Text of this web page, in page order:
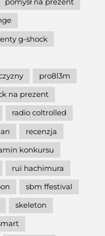
g-shock
pro8l3m
na prezent
radio coltrolled
recenzja
konkursu
rui hachimura
sbm ffestival
skeleton